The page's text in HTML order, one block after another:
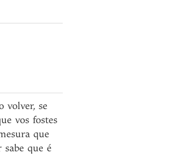
volver, se
vos fostes
que
sabe que é